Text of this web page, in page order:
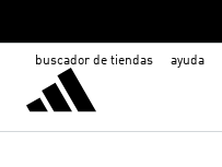
buscador de tiendas ayuda